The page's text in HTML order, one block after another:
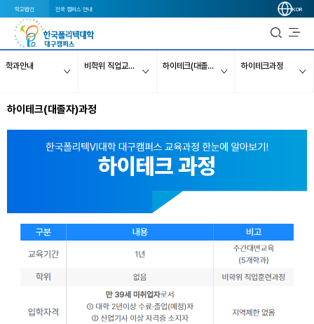
학교법인 전국 캠퍼스 안내 KOR
학과안내 비학위 직업교육과정 하이테크(대졸자)과정 하이테크과정
하이테크(대졸자)과정